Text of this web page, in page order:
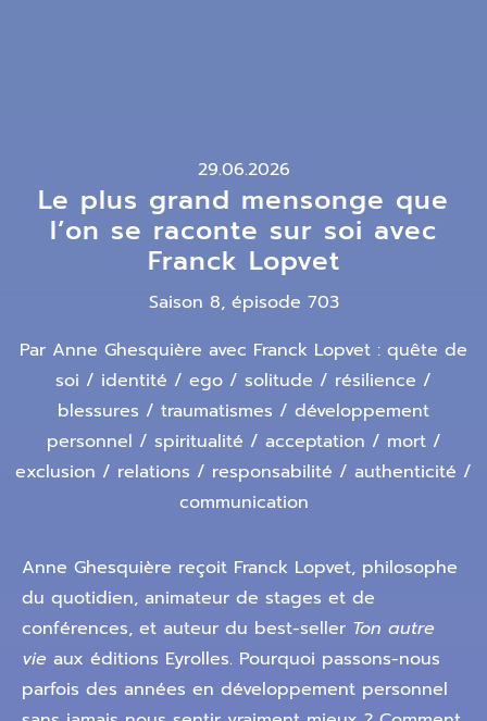
29.06.2026
Le plus grand mensonge que
l’on se raconte sur soi avec
Franck Lopvet
Saison 8, épisode 703
Par Anne Ghesquière avec Franck Lopvet : quête de
soi / identité / ego / solitude / résilience /
blessures / traumatismes / développement
personnel / spiritualité / acceptation / mort /
exclusion / relations / responsabilité / authenticité /
communication
Anne Ghesquière reçoit Franck Lopvet, philosophe
du quotidien, animateur de stages et de
conférences, et auteur du best-seller Ton autre
vie aux éditions Eyrolles. Pourquoi passons-nous
parfois des années en développement personnel